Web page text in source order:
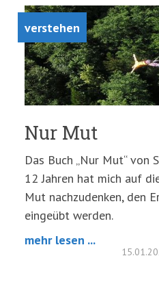
verstehen
Nur Mut
Das Buch „Nur Mut“ von
12 Jahren hat mich auf
Mut nachzudenken, den
eingeübt werden.
mehr lesen ...